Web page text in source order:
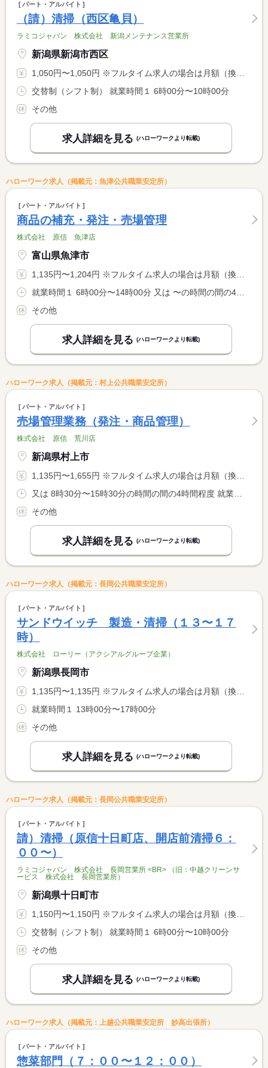
パート・アルバイト
（請）清掃（西区亀貝）
ラミコジャパン 株式会社 新潟メンテナンス営業所
新潟県新潟市西区
1,050円〜1,050円 ※フルタイム求人の場合は月額（換算額）、パート求人の場合は時間額を表示しています。
交替制（シフト制） 就業時間１ 6時00分〜10時00分
その他
求人詳細を見る (ハローワークより転載)
ハローワーク求人（掲載元：魚津公共職業安定所）
パート・アルバイト
商品の補充・発注・売場管理
株式会社 原信 魚津店
富山県魚津市
1,135円〜1,204円 ※フルタイム求人の場合は月額（換算額）、パート求人の場合は時間額を表示しています。
就業時間１ 6時00分〜14時00分 又は 〜の時間の間の4時間以上 就業時間に関する特記事項 １日の就業時間は４時間〜７時間となります
その他
求人詳細を見る (ハローワークより転載)
ハローワーク求人（掲載元：村上公共職業安定所）
パート・アルバイト
売場管理業務（発注・商品管理）
株式会社 原信 荒川店
新潟県村上市
1,135円〜1,655円 ※フルタイム求人の場合は月額（換算額）、パート求人の場合は時間額を表示しています。
又は 8時30分〜15時30分の時間の間の4時間程度 就業時間に関する特記事項 ６時間労働時間の契約可能です。 <BR> 出勤時間及び勤務時間はご相談ください。
その他
求人詳細を見る (ハローワークより転載)
ハローワーク求人（掲載元：長岡公共職業安定所）
パート・アルバイト
サンドウイッチ 製造・清掃（１３〜１７
時）
株式会社 ローリー（アクシアルグループ企業）
新潟県長岡市
1,135円〜1,135円 ※フルタイム求人の場合は月額（換算額）、パート求人の場合は時間額を表示しています。
就業時間１ 13時00分〜17時00分
その他
求人詳細を見る (ハローワークより転載)
ハローワーク求人（掲載元：長岡公共職業安定所）
パート・アルバイト
請）清掃（原信十日町店、開店前清掃６：
００〜）
ラミコジャパン 株式会社 長岡営業所 <BR> （旧：中越クリーンサ
ービス 株式会社 長岡営業所）
新潟県十日町市
1,150円〜1,150円 ※フルタイム求人の場合は月額（換算額）、パート求人の場合は時間額を表示しています。
交替制（シフト制） 就業時間１ 6時00分〜10時00分
その他
求人詳細を見る (ハローワークより転載)
ハローワーク求人（掲載元：上越公共職業安定所 妙高出張所）
パート・アルバイト
惣菜部門（７：００〜１２：００）